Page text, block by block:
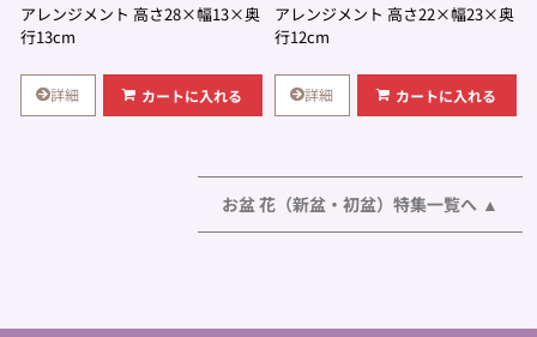
アレンジメント 高さ28×幅13×奥
行13cm
詳細 カートに入れる
アレンジメント 高さ22×幅23×奥
行12cm
詳細 カートに入れる
お盆 花（新盆・初盆）特集一覧へ